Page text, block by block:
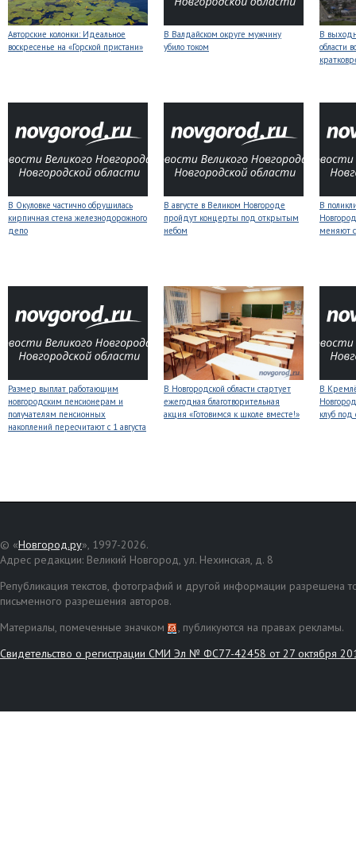
Авторские колонки: Идеальное
воскресенье на «Горской пристани»
В Валдайском округе мужчину
убило током
В
области
В Окуловке частично обрушилась
кирпичная стена железнодорожного
депо
В августе в Великом Новгороде
пройдут концерты под открытым
небом
В
меняют
Размер выплат работающим
новгородским пенсионерам и
получателям пенсионных
накоплений пересчитают с 1 августа
В Новгородской области стартует
ежегодная благотворительная
акция «Готовимся к школе вместе!»
В
клуб
© «Новгород.ру», 1997-2026.
Адрес редакции: Великий Новгород, ул. Нехинская, д. 8
Републикация текстов, фотографий и другой информации разрешена
письменного разрешения авторов.
Материалы, помеченные значком
, публикуются на правах рекламы.
Свидетельство о регистрации СМИ Эл № ФС77-42458 от 27 октября